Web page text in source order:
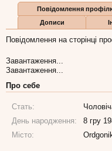
Повідомлення
Дописи
Повідомлення на сторінці
Завантаження...
Завантаження...
Про себе
Стать:
День народження:
8 гру
Місто: